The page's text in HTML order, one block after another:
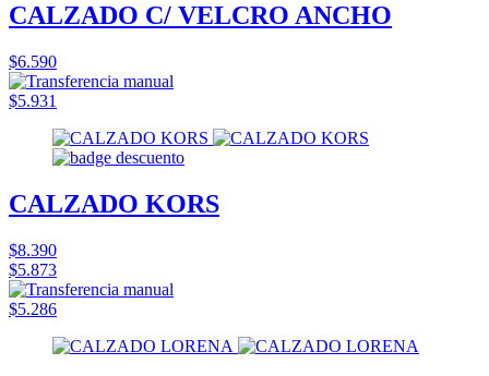
CALZADO C/ VELCRO ANCHO
$6.590
$5.931
CALZADO KORS
$8.390
$5.873
$5.286